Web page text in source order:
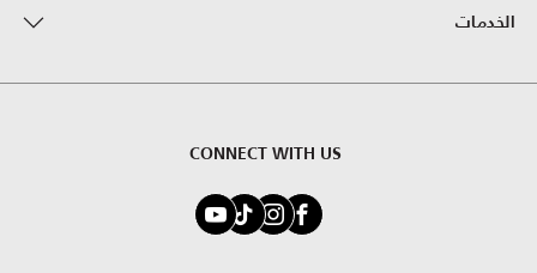
الخدمات
CONNECT WITH US